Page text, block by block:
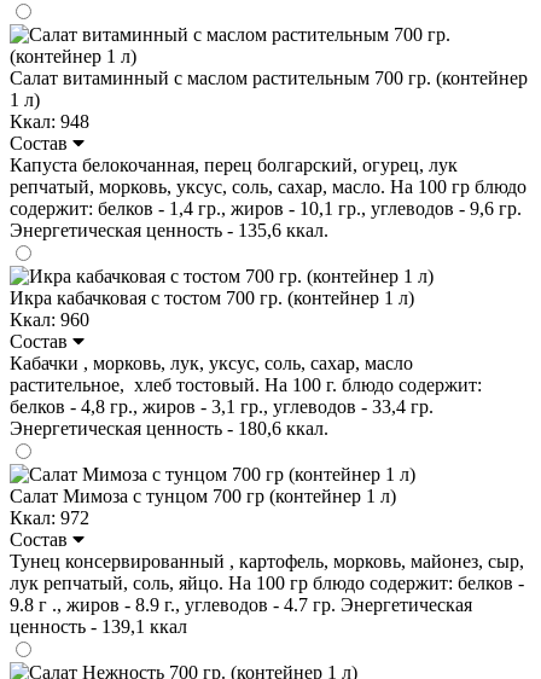
Салат витаминный с маслом растительным 700 гр. (контейнер
1 л)
Ккал: 948
Состав
Капуста белокочанная, перец болгарский, огурец, лук
репчатый, морковь, уксус, соль, сахар, масло. На 100 гр блюдо
содержит: белков - 1,4 гр., жиров - 10,1 гр., углеводов - 9,6 гр.
Энергетическая ценность - 135,6 ккал.
Икра кабачковая с тостом 700 гр. (контейнер 1 л)
Ккал: 960
Состав
Кабачки , морковь, лук, уксус, соль, сахар, масло
растительное, хлеб тостовый. На 100 г. блюдо содержит:
белков - 4,8 гр., жиров - 3,1 гр., углеводов - 33,4 гр.
Энергетическая ценность - 180,6 ккал.
Салат Мимоза с тунцом 700 гр (контейнер 1 л)
Ккал: 972
Состав
Тунец консервированный , картофель, морковь, майонез, сыр,
лук репчатый, соль, яйцо. На 100 гр блюдо содержит: белков -
9.8 г ., жиров - 8.9 г., углеводов - 4.7 гр. Энергетическая
ценность - 139,1 ккал